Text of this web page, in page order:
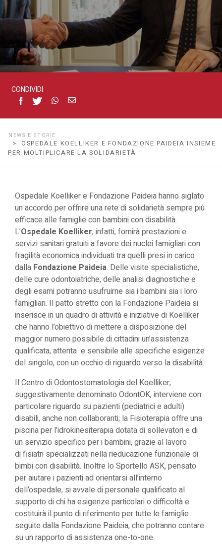
la
solidarietà
CONDIVIDI
NEWS E STORIE
> OSPEDALE KOELLIKER E FONDAZIONE PAIDEIA INSIEME
PER MOLTIPLICARE LA SOLIDARIETÀ
Ospedale Koelliker e Fondazione Paideia hanno siglato
un accordo per offrire una rete di solidarietà sempre più
efficace alle famiglie con bambini con disabilità.
L’Ospedale Koelliker, infatti, fornirà prestazioni e
servizi sanitari gratuiti a favore dei nuclei famigliari con
fragilità economica individuati tra quelli presi in carico
dalla Fondazione Paideia. Delle visite specialistiche,
delle cure odontoiatriche, delle analisi diagnostiche e
degli esami potranno usufruirne sia i bambini sia i loro
famigliari. Il patto stretto con la Fondazione Paideia si
inserisce in un quadro di attività e iniziative di Koelliker
che hanno l’obiettivo di mettere a disposizione del
maggior numero possibile di cittadini un’assistenza
qualificata, attenta e sensibile alle specifiche esigenze
del singolo, con un occhio di riguardo verso la disabilità.
Il Centro di Odontostomatologia del Koelliker,
suggestivamente denominato OdontOK, interviene con
particolare riguardo su pazienti (pediatrici e adulti)
disabili, anche non collaboranti; la Fisioterapia offre una
piscina per l’idrokinesiterapia dotata di sollevatori e di
un servizio specifico per i bambini, grazie al lavoro
di fisiatri specializzati nella rieducazione funzionale di
bimbi con disabilità. Inoltre lo Sportello ASK, pensato
per aiutare i pazienti ad orientarsi all’interno
dell’ospedale, si avvale di personale qualificato al
supporto di chi ha esigenze particolari o difficoltà e
costituirà il punto di riferimento per tutte le famiglie
seguite dalla Fondazione Paideia, che potranno contare
su un rapporto di assistenza one-to-one.